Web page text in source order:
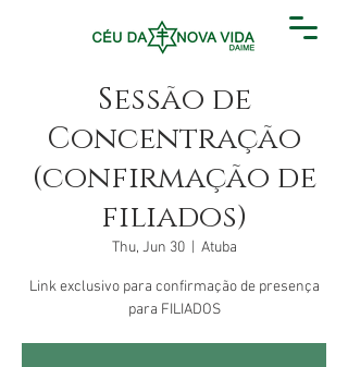
Sessão de
Concentração
(confirmação de
filiados)
Thu, Jun 30
  |
Atuba
Link exclusivo para confirmação de presença
para FILIADOS